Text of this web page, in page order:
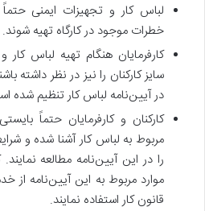
لباس کار و تجهیزات ایمنی
خطرات موجود در کارگاه تهیه شوند.
کارفرمایان هنگام تهیه لباس
سایز کارکنان را نیز در نظر
در آیین‌نامه لباس کار تنظیم شده
کارکنان و کارفرمایان حتماً
مربوط به لباس کار آشنا شده و
را در این آیین‌نامه مطالعه
موارد مربوط به این آیین‌نامه از
قانون کار استفاده نمایند.